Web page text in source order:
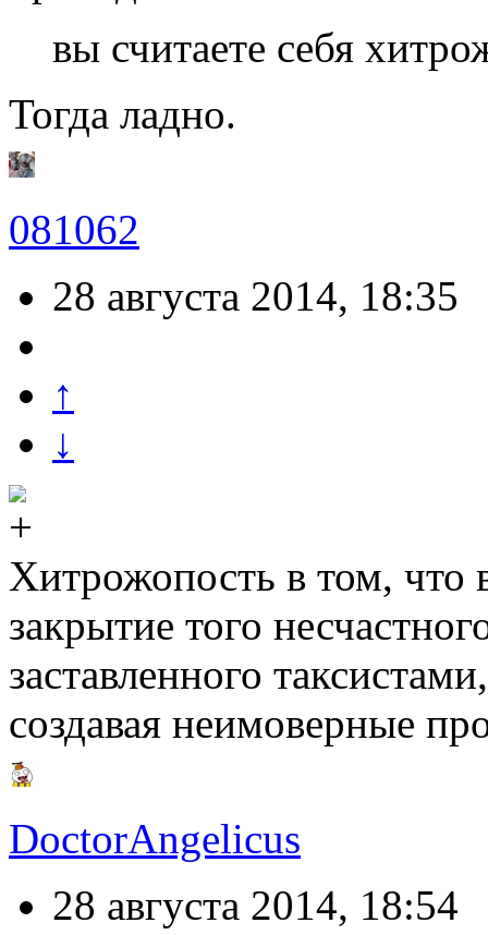
вы считаете себя
Тогда ладно.
081062
28 августа 2014, 18:35
↑
↓
Хитрожопость в том, что
закрытие того
заставленного
создавая неимоверные
DoctorAngelicus
28 августа 2014, 18:54